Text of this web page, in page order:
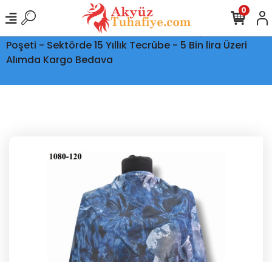
Ptt Kargo İle Tüm Türkiye'ye Teslimat - Şeffaf Kargo
Poşeti - Sektörde 15 Yıllık Tecrübe - 5 Bin lira Üzeri
Alımda Kargo Bedava
0